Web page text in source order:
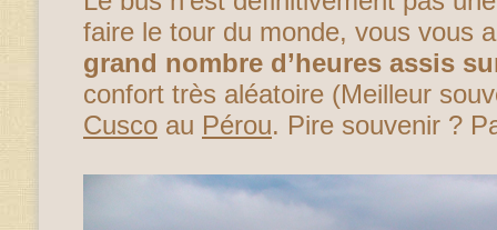
faire le tour du monde, vous vous
grand nombre d’heures assis
confort très aléatoire (Meilleur
Cusco au Pérou. Pire souvenir ?